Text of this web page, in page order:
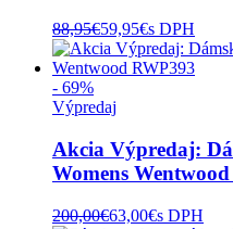
88,95€59,95€s DPH
- 69%
Výpredaj
Akcia Výpredaj:
Womens
200,00€63,00€s DPH